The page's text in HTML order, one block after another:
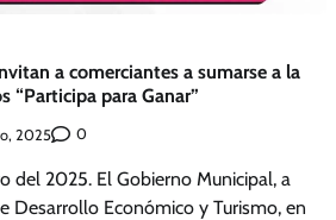
a comerciantes a sumarse a la
“Participa para Ganar”
2025 0
del 2025. El Gobierno Municipal, a
Desarrollo Económico y Turismo, en